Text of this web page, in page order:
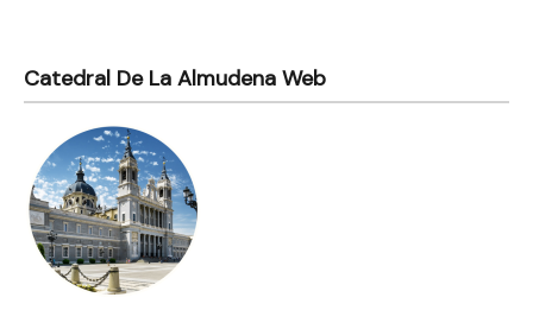
Catedral De La Almudena Web